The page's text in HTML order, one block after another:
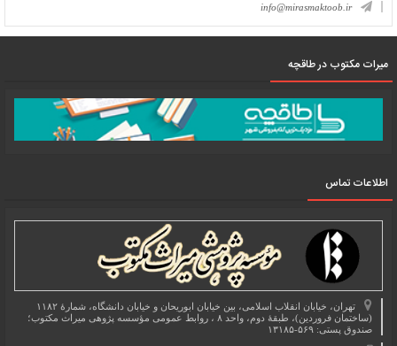
info@mirasmaktoob.ir
میرات مکتوب در طاقچه
اطلاعات تماس
تهران، خیابان انقلاب اسلامی، بین خیابان ابوریحان و خیابان دانشگاه، شمارۀ ۱۱۸۲
(ساختمان فروردین)، طبقۀ دوم، واحد ۸ ، روابط عمومی مؤسسه پژوهی میراث مکتوب؛
صندوق پستی: ۵۶۹-۱۳۱۸۵